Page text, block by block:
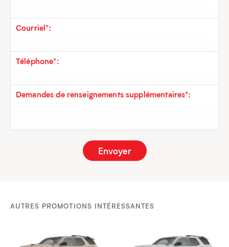
Courriel*:
Téléphone*:
Demandes de renseignements supplémentaires*:
AUTRES PROMOTIONS INTÉRESSANTES